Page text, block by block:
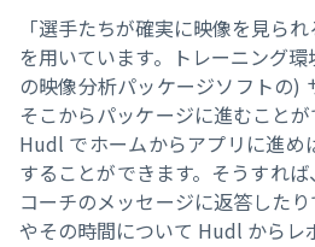
「選手たちが確実に映像を見ら
を用いています。トレーニング
の映像分析パッケージソフトの)
そこからパッケージに進むことが
Hudl でホームからアプリに進め
することができます。そうすれば
コーチのメッセージに返答した
やその時間について Hudl からレ